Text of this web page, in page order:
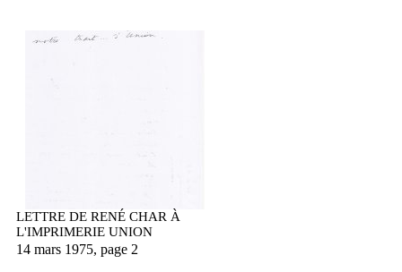
LETTRE DE RENÉ CHAR À
L'IMPRIMERIE UNION
14 mars 1975, page 2